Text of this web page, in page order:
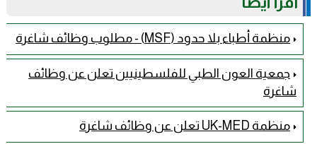
منظمة أطباء بلا حدود (MSF) - مطلوب وظائف شاغرة
جمعية العون الطبي للفلسطينيين تعلن عن وظائف
شاغرة
منظمة UK-MED تعلن عن وظائف شاغرة